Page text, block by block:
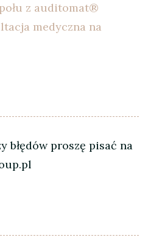
z auditomat®
medyczna na
błędów proszę pisać na